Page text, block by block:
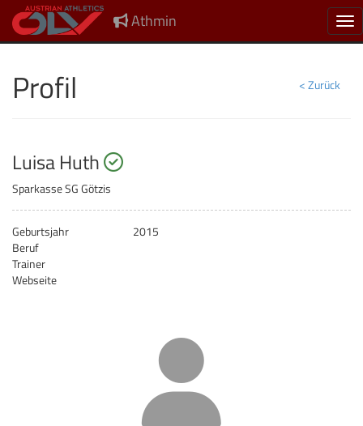
Athmin
< Zurück
Profil
Luisa Huth startberechtigt
Sparkasse SG Götzis
Geburtsjahr
2015
Beruf
Trainer
Webseite